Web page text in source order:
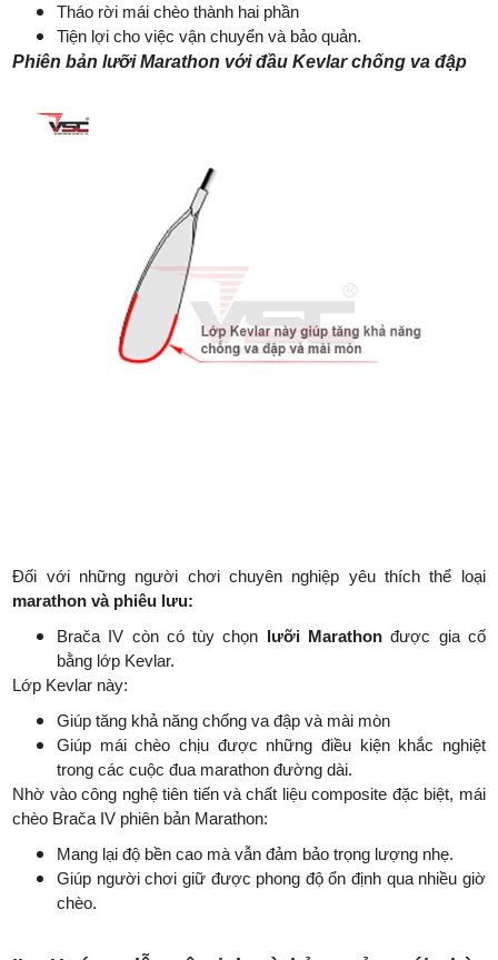
Tháo rời mái chèo thành hai phần
Tiện lợi cho việc vận chuyển và bảo quản.
Phiên bản lưỡi Marathon với đầu Kevlar chống va đập
Đối với những người chơi chuyên nghiệp yêu thích thể loại
marathon và phiêu lưu:
Brača IV còn có tùy chọn lưỡi Marathon được gia cố
bằng lớp Kevlar.
Lớp Kevlar này:
Giúp tăng khả năng chống va đập và mài mòn
Giúp mái chèo chịu được những điều kiện khắc nghiệt
trong các cuộc đua marathon đường dài.
Nhờ vào công nghệ tiên tiến và chất liệu composite đặc biệt, mái
chèo Brača IV phiên bản Marathon:
Mang lại độ bền cao mà vẫn đảm bảo trọng lượng nhẹ.
Giúp người chơi giữ được phong độ ổn định qua nhiều giờ
chèo.